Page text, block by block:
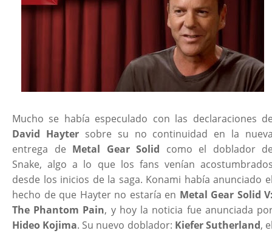
Mucho se había especulado con las declaraciones
David Haytersobre su no continuidad en la
entrega de Metal Gear Solid como el doblador
Snake, algo a lo que los fans venían
desde los inicios de la saga. Konami había anunciado
hecho de que Hayter no estaría en Metal Gear Solid
The Phantom Pain, y hoy la noticia fue anunciada
Hideo Kojima. Su nuevo doblador: Kiefer Sutherland,